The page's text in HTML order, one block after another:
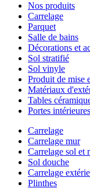
Nos produits
Carrelage
Parquet
Salle de bains
Décorations et
Sol stratifié
Sol vinyle
Produit de mise
Matériaux
Tables
Portes intérieures
Carrelage
Carrelage mur
Carrelage sol et
Sol douche
Carrelage
Plinthes